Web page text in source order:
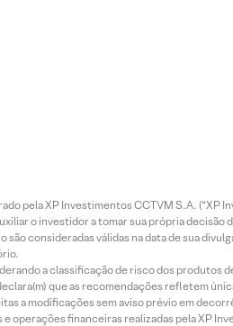
pela XP Investimentos CCTVM S.A.
o investidor a tomar sua própria
consideradas válidas na data de sua
a classificação de risco dos produtos
que as recomendações refletem
a modificações sem aviso prévio em
operações financeiras realizadas pela XP